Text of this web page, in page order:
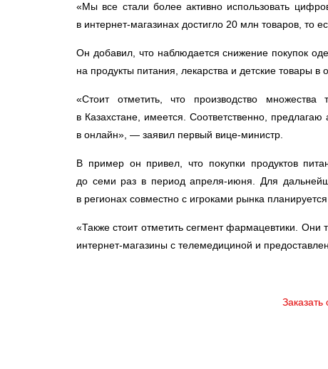
«Мы все стали более активно использовать
в интернет-магазинах достигло 20 млн товаров, то
Он добавил, что наблюдается снижение покупок
на продукты питания, лекарства и детские товары в
«Стоит отметить, что производство
в Казахстане, имеется. Соответственно,
в онлайн», — заявил первый вице-министр.
В пример он привел, что покупки продуктов
до семи раз в период апреля-июня. Для
в регионах совместно с игроками рынка
«Также стоит отметить сегмент фармацевтики.
интернет-магазины с телемедициной и